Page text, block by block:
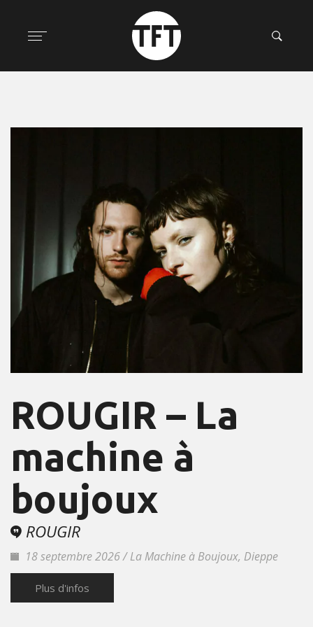
ROUGIR – La
machine à
boujoux
ROUGIR
18 septembre 2026 / La Machine à Boujoux, Dieppe
Plus d'infos